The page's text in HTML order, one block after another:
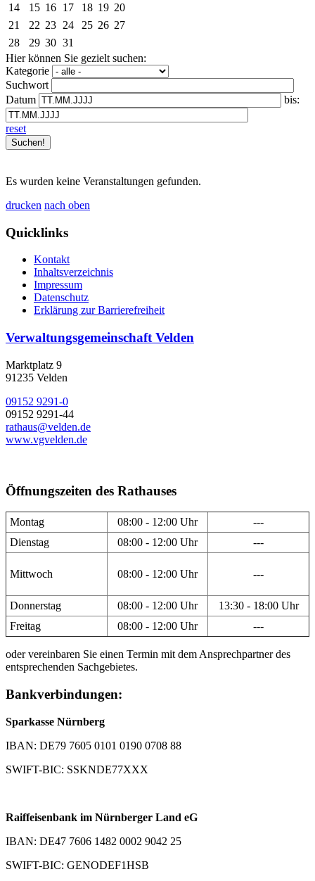
14
15 16 17 18 19 20
21
22 23 24 25 26 27
28
29 30 31
Hier können Sie gezielt suchen:
Kategorie
Suchwort
Datum
bis:
reset
Es wurden keine Veranstaltungen gefunden.
drucken nach oben
Quicklinks
Kontakt
Inhaltsverzeichnis
Impressum
Datenschutz
Erklärung zur Barrierefreiheit
Verwaltungsgemeinschaft Velden
Marktplatz 9
91235 Velden
09152 9291-0
09152 9291-44
rathaus@velden.de
www.vgvelden.de
Öffnungszeiten des Rathauses
Montag 08:00 - 12:00 Uhr
---
Dienstag
08:00 - 12:00 Uhr ---
Mittwoch 08:00 - 12:00 Uhr ---
Donnerstag 08:00 - 12:00 Uhr
13:30 - 18:00 Uhr
Freitag
08:00 - 12:00 Uhr ---
oder vereinbaren Sie einen Termin mit dem Ansprechpartner des
entsprechenden Sachgebietes.
Bankverbindungen:
Sparkasse Nürnberg
IBAN: DE79 7605 0101 0190 0708 88
SWIFT-BIC: SSKNDE77XXX
Raiffeisenbank im Nürnberger Land eG
IBAN: DE47 7606 1482 0002 9042 25
SWIFT-BIC: GENODEF1HSB